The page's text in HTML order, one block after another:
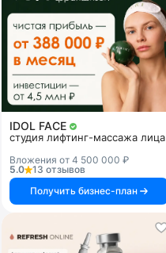
IDOL FACE
студия лифтинг-массажа лица
Вложения от 4 500 000 ₽
5.0
13 отзывов
Получить бизнес-план